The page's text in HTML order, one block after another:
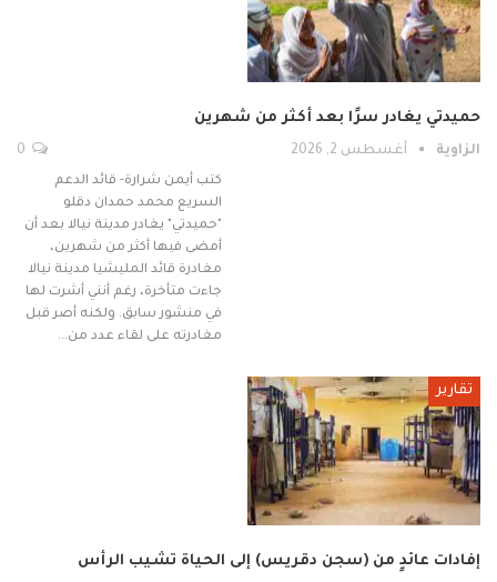
حميدتي يغادر سرًا بعد أكثر من شهرين
الزاوية أغسطس 2, 2026
كتب أيمن شرارة- قائد الدعم
السريع محمد حمدان دقلو
"حميدتي" يغادر مدينة نيالا بعد أن
أمضى فيها أكثر من شهرين،
مغادرة قائد المليشيا مدينة نيالا
جاءت متأخرة، رغم أنني أشرت لها
في منشور سابق. ولكنه أصر قبل
مغادرته على لقاء عدد من…
تقارير
إفادات عائدٍ من (سجن دقريس) إلى الحياة تشيب الرأس